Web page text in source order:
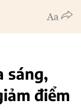
sáng,
điểm